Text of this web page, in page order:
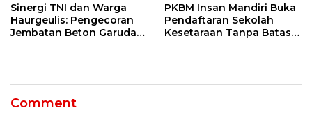
Sinergi TNI dan Warga
Haurgeulis: Pengecoran
Jembatan Beton Garuda
PKBM Insan Mandiri Buka
Pendaftaran Sekolah
Kesetaraan Tanpa Batas
Comment